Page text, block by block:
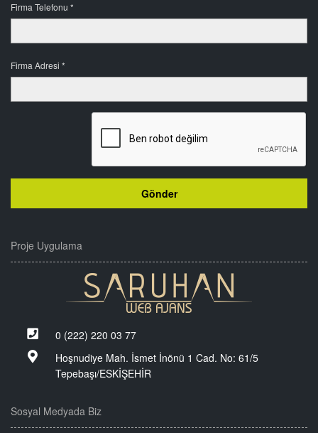
Firma Telefonu *
Firma Adresi *
Proje Uygulama
0 (222) 220 03 77
Hoşnudiye Mah. İsmet İnönü 1 Cad. No: 61/5
Tepebaşı/ESKİŞEHİR
Sosyal Medyada Biz